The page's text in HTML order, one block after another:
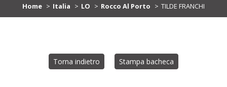
Home Italia LO Rocco Al Porto TILDE FRANCHI
Torna indietro Stampa bacheca